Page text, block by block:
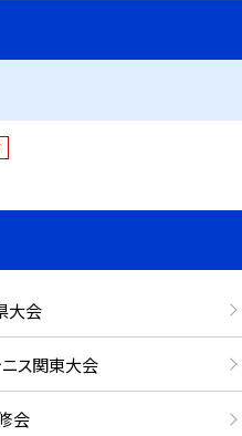
大会
ニス関東大会
会